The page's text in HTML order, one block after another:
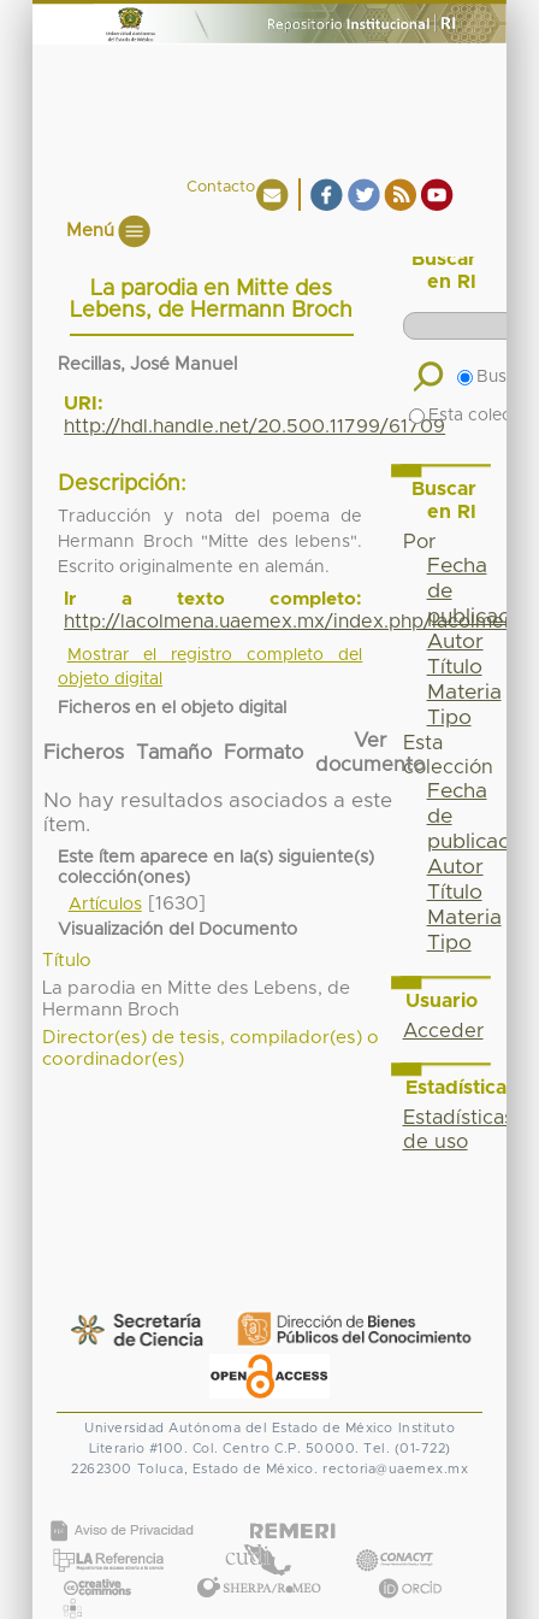
Contacto
Menú
La parodia en Mitte des
Lebens, de Hermann Broch
Recillas, José Manuel
URI:
http://hdl.handle.net/20.500.11799/61709
Descripción:
Traducción y nota del poema de
Hermann Broch "Mitte des lebens".
Escrito originalmente en alemán.
Ir a texto completo:
http://lacolmena.uaemex.mx/index.php/
Mostrar el registro completo del
objeto digital
Ficheros en el objeto digital
Ficheros Tamaño Formato
Ver
documento
No hay resultados asociados a este
ítem.
Este ítem aparece en la(s) siguiente(s)
colección(ones)
Artículos[1630]
Visualización del Documento
Título
La parodia en Mitte des Lebens, de
Hermann Broch
Director(es) de tesis, compilador(es) o
coordinador(es)
Buscar
en RI
Buscar
Esta
Buscar
en RI
Por
Fecha
de
publicación
Autor
Título
Materia
Tipo
Esta
colección
Fecha
de
publicación
Autor
Título
Materia
Tipo
Usuario
Acceder
Estadísticas
Estadísticas
de uso
Universidad Autónoma del Estado de México
Instituto
Literario #100. Col. Centro C.P. 50000. Tel. (01-722)
2262300 Toluca, Estado de México. rectoria@uaemex.mx